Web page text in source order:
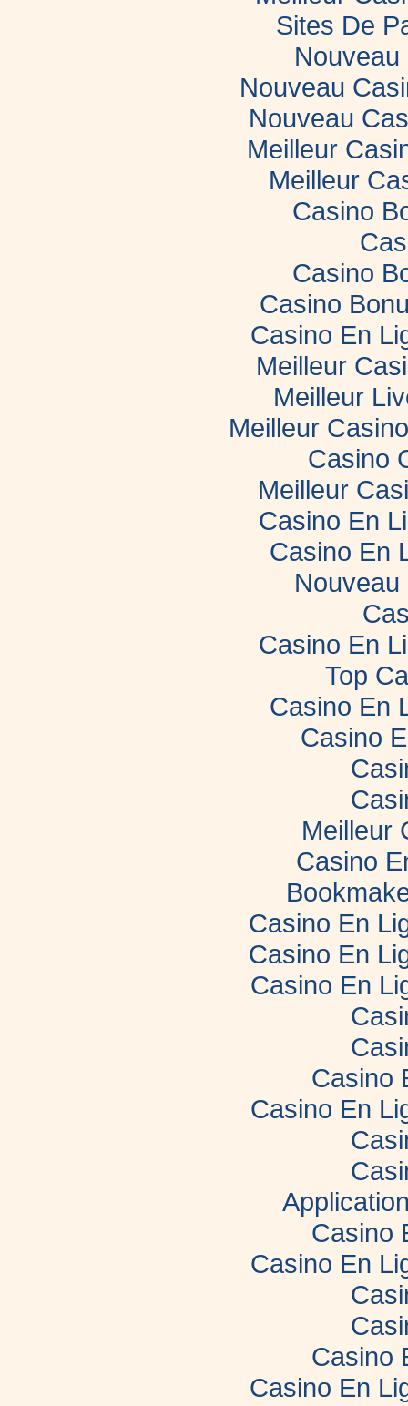
Sites De
Nouveau
Nouveau
Meilleur
Meilleur
Casino
Casino
Casino
Casino En
Meilleur
Meilleur
Meilleur
Casino
Meilleur
Casino En
Casino En
Casino En
Top
Casino En
Casino
Meilleur
Casino
Casino En
Casino En
Casino En
Casino
Casino En
Casino
Casino En
Casino
Casino En